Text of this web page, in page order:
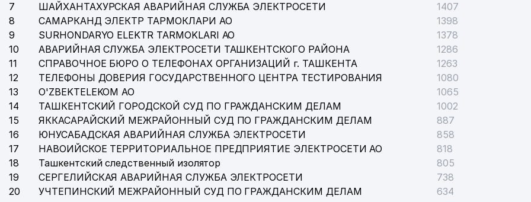
7
ШАЙХАНТАХУРСКАЯ АВАРИЙНАЯ СЛУЖБА ЭЛЕКТРОСЕТИ
1407
8
САМАРКАНД ЭЛЕКТР ТАРМОКЛАРИ АО
1398
9
SURHONDARYO ELEKTR TARMOKLARI АО
1378
10
АВАРИЙНАЯ СЛУЖБА ЭЛЕКТРОСЕТИ ТАШКЕНТСКОГО РАЙОНА
1286
11
СПРАВОЧНОЕ БЮРО О ТЕЛЕФОНАХ ОРГАНИЗАЦИЙ г. ТАШКЕНТА
1263
12
ТЕЛЕФОНЫ ДОВЕРИЯ ГОСУДАРСТВЕННОГО ЦЕНТРА ТЕСТИРОВАНИЯ
1080
13
O'ZBEKTELEKOM АО
1065
14
ТАШКЕНТСКИЙ ГОРОДСКОЙ СУД ПО ГРАЖДАНСКИМ ДЕЛАМ
1002
15
ЯККАСАРАЙСКИЙ МЕЖРАЙОННЫЙ СУД ПО ГРАЖДАНСКИМ ДЕЛАМ
887
16
ЮНУСАБАДСКАЯ АВАРИЙНАЯ СЛУЖБА ЭЛЕКТРОСЕТИ
858
17
НАВОИЙСКОЕ ТЕРРИТОРИАЛЬНОЕ ПРЕДПРИЯТИЕ ЭЛЕКТРОСЕТИ АО
818
18
Ташкентский следственный изолятор
805
19
СЕРГЕЛИЙСКАЯ АВАРИЙНАЯ СЛУЖБА ЭЛЕКТРОСЕТИ
738
20
УЧТЕПИНСКИЙ МЕЖРАЙОННЫЙ СУД ПО ГРАЖДАНСКИМ ДЕЛАМ 634